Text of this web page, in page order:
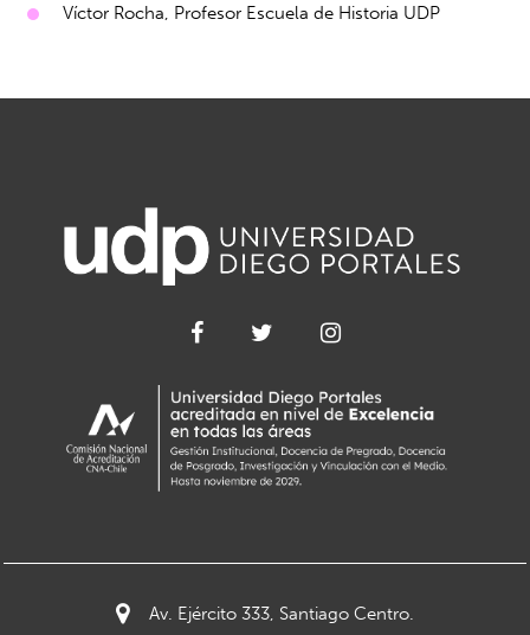
Víctor Rocha, Profesor Escuela de Historia UDP
Av. Ejército 333, Santiago Centro.